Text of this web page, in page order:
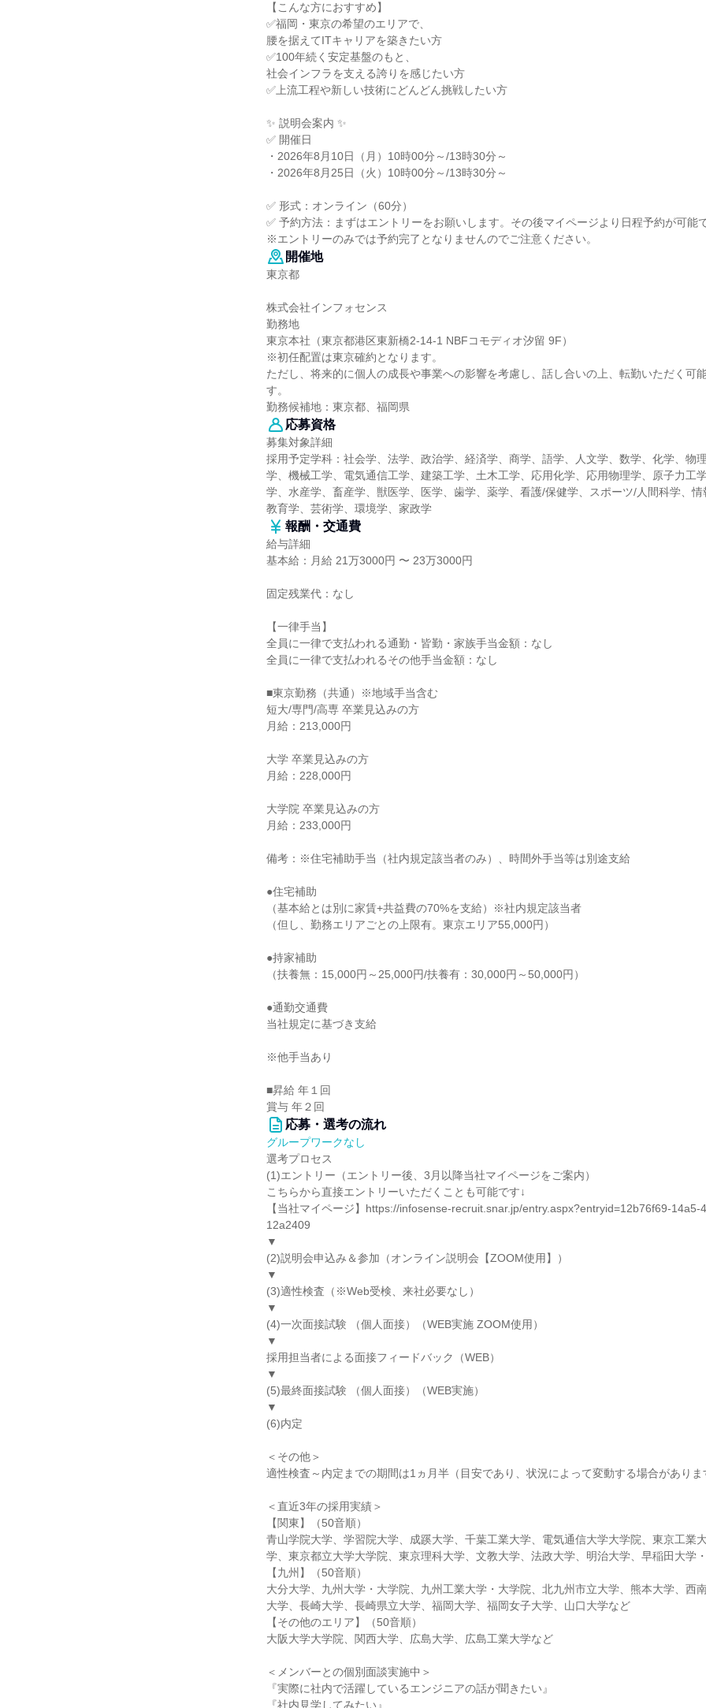
【こんな方におすすめ】
✅福岡・東京の希望のエリアで、
腰を据えてITキャリアを築きたい方
✅100年続く安定基盤のもと、
社会インフラを支える誇りを感じたい方
✅上流工程や新しい技術にどんどん挑戦したい方
✨ 説明会案内 ✨
✅ 開催日
・2026年8月10日（月）10時00分～/13時30分～
・2026年8月25日（火）10時00分～/13時30分～
✅ 形式：オンライン（60分）
✅ 予約方法：まずはエントリーをお願いします。その後マイページより日程予約が可能で
※エントリーのみでは予約完了となりませんのでご注意ください。
開催地
東京都
株式会社インフォセンス
勤務地
東京本社（東京都港区東新橋2-14-1 NBFコモディオ汐留 9F）
※初任配置は東京確約となります。
ただし、将来的に個人の成長や事業への影響を考慮し、話し合いの上、転勤いただく可
す。
勤務候補地：東京都、福岡県
応募資格
募集対象詳細
採用予定学科：社会学、法学、政治学、経済学、商学、語学、人文学、数学、化学、物
学、機械工学、電気通信工学、建築工学、土木工学、応用化学、応用物理学、原子力工
学、水産学、畜産学、獣医学、医学、歯学、薬学、看護/保健学、スポーツ/人間科学、情
教育学、芸術学、環境学、家政学
報酬・交通費
給与詳細
基本給：月給 21万3000円 〜 23万3000円
固定残業代：なし
【一律手当】
全員に一律で支払われる通勤・皆勤・家族手当金額：なし
全員に一律で支払われるその他手当金額：なし
■東京勤務（共通）※地域手当含む
短大/専門/高専 卒業見込みの方
月給：213,000円
大学 卒業見込みの方
月給：228,000円
大学院 卒業見込みの方
月給：233,000円
備考：※住宅補助手当（社内規定該当者のみ）、時間外手当等は別途支給
●住宅補助
（基本給とは別に家賃+共益費の70%を支給）※社内規定該当者
（但し、勤務エリアごとの上限有。東京エリア55,000円）
●持家補助
（扶養無：15,000円～25,000円/扶養有：30,000円～50,000円）
●通勤交通費
当社規定に基づき支給
※他手当あり
■昇給 年１回
賞与 年２回
応募・選考の流れ
グループワークなし
選考プロセス
(1)エントリー（エントリー後、3月以降当社マイページをご案内）
こちらから直接エントリーいただくことも可能です↓
【当社マイページ】https://infosense-recruit.snar.jp/entry.aspx?entryid=12b76f69-
12a2409
▼
(2)説明会申込み＆参加（オンライン説明会【ZOOM使用】）
▼
(3)適性検査（※Web受検、来社必要なし）
▼
(4)一次面接試験 （個人面接）（WEB実施 ZOOM使用）
▼
採用担当者による面接フィードバック（WEB）
▼
(5)最終面接試験 （個人面接）（WEB実施）
▼
(6)内定
＜その他＞
適性検査～内定までの期間は1ヵ月半（目安であり、状況によって変動する場合がありま
＜直近3年の採用実績＞
【関東】（50音順）
青山学院大学、学習院大学、成蹊大学、千葉工業大学、電気通信大学大学院、東京工業
学、東京都立大学大学院、東京理科大学、文教大学、法政大学、明治大学、早稲田大学
【九州】（50音順）
大分大学、九州大学・大学院、九州工業大学・大学院、北九州市立大学、熊本大学、西
大学、長崎大学、長崎県立大学、福岡大学、福岡女子大学、山口大学など
【その他のエリア】（50音順）
大阪大学大学院、関西大学、広島大学、広島工業大学など
＜メンバーとの個別面談実施中＞
『実際に社内で活躍しているエンジニアの話が聞きたい』
『社内見学してみたい』